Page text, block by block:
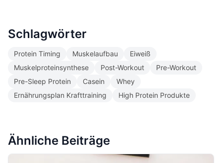
Schlagwörter
Protein Timing Muskelaufbau
Eiweiß
Muskelproteinsynthese
Post-Workout
Pre-Workout
Pre-Sleep Protein
Casein
Whey
Ernährungsplan Krafttraining
High Protein Produkte
Ähnliche Beiträge